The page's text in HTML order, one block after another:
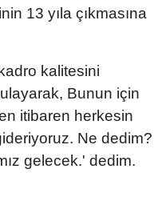
13 yıla çıkmasına
kalitesini
Bunun için
itibaren herkesin
Ne dedim?
gelecek.' dedim.